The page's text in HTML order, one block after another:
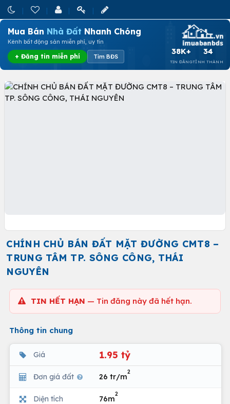
Mua Bán Nhà Đất Nhanh Chóng
Kênh bất động sản miễn phí, uy tín
+ Đăng tin miễn phí Tìm BĐS
38K+
TIN ĐĂNG
34
TỈNH THÀNH
CHÍNH CHỦ BÁN ĐẤT MẶT ĐƯỜNG CMT8 –
TRUNG TÂM TP. SÔNG CÔNG, THÁI
NGUYÊN
TIN HẾT HẠN — Tin đăng này đã hết hạn.
Thông tin chung
Giá 1.95 tỷ
Đơn giá đất 26 tr/m
2
Diện tích 76m
2